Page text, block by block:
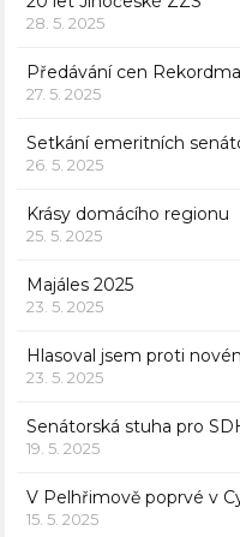
28. 5. 2025
Předávání cen
27. 5. 2025
Setkání emeritních
26. 5. 2025
Krásy domácího regionu
25. 5. 2025
Majáles 2025
23. 5. 2025
Hlasoval jsem proti
23. 5. 2025
Senátorská stuha pro
19. 5. 2025
V Pelhřimově poprvé v
15. 5. 2025